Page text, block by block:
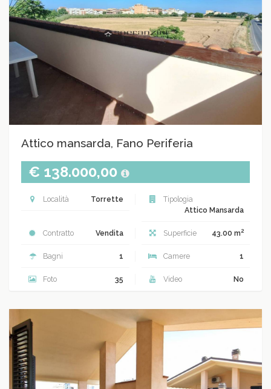
Attico mansarda, Fano Periferia
€ 138.000,00
Località Torrette
Tipologia
Attico Mansarda
Contratto Vendita Superficie 43.00 m2
Bagni 1 Camere 1
Foto 35 Video No